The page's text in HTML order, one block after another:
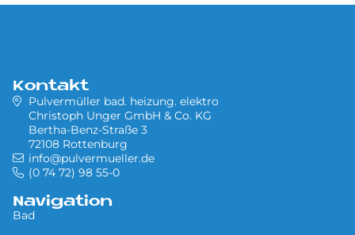
Kontakt
Pulvermüller bad. heizung. elektro
Christoph Unger GmbH & Co. KG
Bertha-Benz-Straße 3
72108 Rottenburg
info@pulvermueller.de
(0 74 72) 98 55-0
Navigation
Bad